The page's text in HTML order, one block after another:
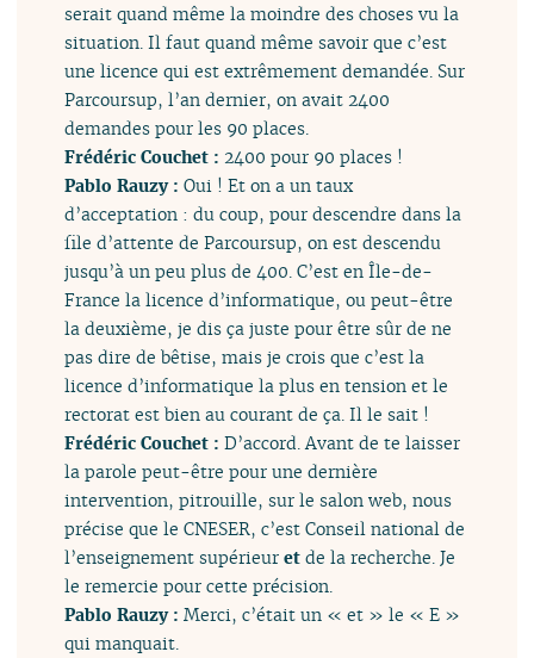
serait quand même la moindre des choses vu la
situation. Il faut quand même savoir que c’est
une licence qui est extrêmement demandée. Sur
Parcoursup, l’an dernier, on avait 2400
demandes pour les 90 places.
Frédéric Couchet : 2400 pour 90 places !
Pablo Rauzy :Oui ! Et on a un taux
d’acceptation : du coup, pour descendre dans la
file d’attente de Parcoursup, on est descendu
jusqu’à un peu plus de 400. C’est en Île-de-
France la licence d’informatique, ou peut-être
la deuxième, je dis ça juste pour être sûr de ne
pas dire de bêtise, mais je crois que c’est la
licence d’informatique la plus en tension et le
rectorat est bien au courant de ça. Il le sait !
Frédéric Couchet :D’accord. Avant de te laisser
la parole peut-être pour une dernière
intervention, pitrouille, sur le salon web, nous
précise que le CNESER, c’est Conseil national de
l’enseignement supérieuret de la recherche. Je
le remercie pour cette précision.
Pablo Rauzy :Merci, c’était un « et » le « E »
qui manquait.